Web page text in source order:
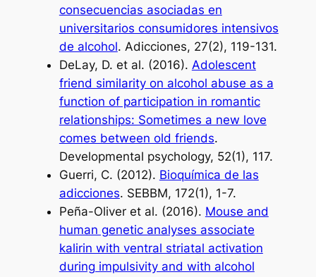
consecuencias asociadas en
universitarios consumidores intensivos
de alcohol. Adicciones, 27(2), 119-131.
DeLay, D. et al. (2016). Adolescent
friend similarity on alcohol abuse as a
function of participation in romantic
relationships: Sometimes a new love
comes between old friends.
Developmental psychology, 52(1), 117.
Guerri, C. (2012). Bioquímica de las
adicciones. SEBBM, 172(1), 1-7.
Peña-Oliver et al. (2016). Mouse and
human genetic analyses associate
kalirin with ventral striatal activation
during impulsivity and with alcohol